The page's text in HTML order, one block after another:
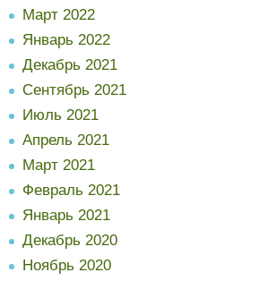
Март 2022
Январь 2022
Декабрь 2021
Сентябрь 2021
Июль 2021
Апрель 2021
Март 2021
Февраль 2021
Январь 2021
Декабрь 2020
Ноябрь 2020